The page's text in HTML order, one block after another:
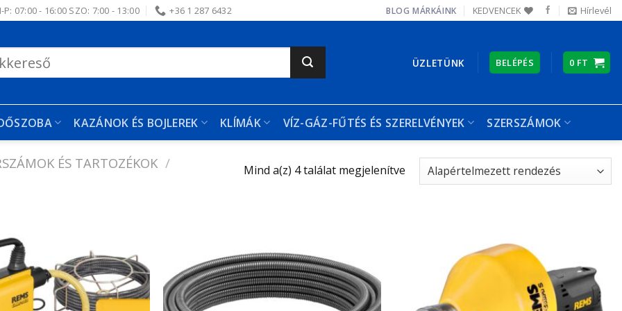
P: 07:00 - 16:00 SZO: 7:00 - 13:00 +36 1 287 6432 BLOG MÁRKÁINK KEDVENCEK Hírlevél
ÜZLETÜNK BELÉPÉS 0 FT
KAZÁNOK ÉS BOJLEREK KLÍMÁK VÍZ-GÁZ-FŰTÉS ÉS SZERELVÉNYEK SZERSZÁMOK
ÉS TARTOZÉKOK /
Mind a(z) 4 találat megjelenítve